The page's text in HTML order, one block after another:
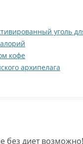
уголь
кофе
архипелага
без диет возможно!